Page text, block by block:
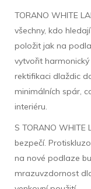
TORANO WHITE
všechny, kdo
položit jak na
vytvořit
rektifikaci dlaždic
minimálních spár,
interiéru.
S TORANO WHITE
bezpečí.
na nové podlaze
mrazuvzdornost